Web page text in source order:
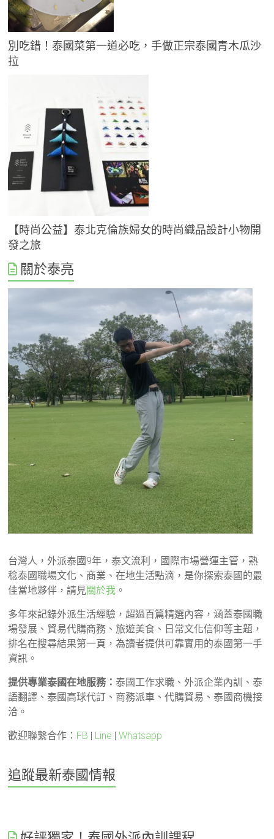
別吃錯！泰國菜第一道必吃，手做正宗泰國青木瓜沙
拉
【時尚公益】泰北克倫族婦女的時尚織品設計小物開
發之旅
關於泰亮
台灣人，外派泰國9年，泰文流利，國際市場營運主管，熟
稔泰國職場文化、商業、在地生活點滴，是你探索泰國的最
佳當地夥伴，請見關於我 。
多年來記錄外派生活經驗，超過百篇精選內容，涵蓋泰國職
場發展、貿易代購商務、旅遊美食、日常文化信仰等主題，
排名在搜尋結果第一頁，為讀者提供可靠實用的泰國第一手
資訊。
提供專業泰國在地服務：泰國工作求職、外派企業內訓、泰
語翻譯、泰國高球代訂、商務派車、代購貿易、泰國商機接
洽。
歡迎聯繫合作： FB | Line |Whatsapp
追蹤最新泰國情報